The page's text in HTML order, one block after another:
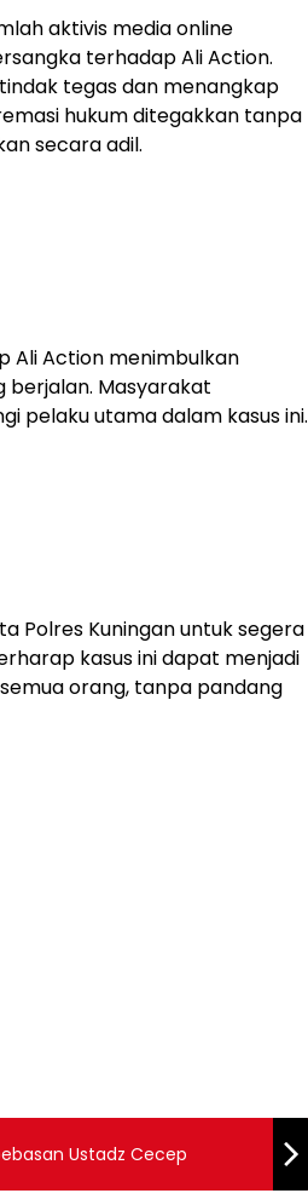
aktivis media online
terhadap Ali Action.
tegas dan menangkap
hukum ditegakkan tanpa
secara adil.
Ali Action menimbulkan
berjalan. Masyarakat
pelaku utama dalam kasus ini.
Polres Kuningan untuk segera
kasus ini dapat menjadi
orang, tanpa pandang
Ustadz Cecep